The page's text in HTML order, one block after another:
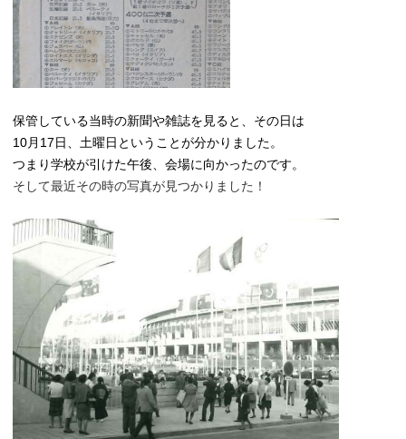
保管している当時の新聞や雑誌を見ると、その日は
10月17日、土曜日ということが分かりました。
つまり学校が引けた午後、会場に向かったのです。
そして最近その時の写真が見つかりました！